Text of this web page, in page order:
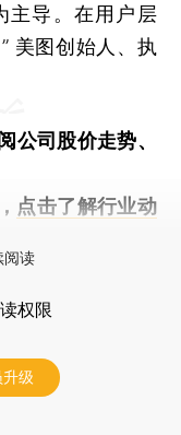
主导。在用户层
美图创始人、执
公司股价走势、
点击了解行业动
阅读
权限
级